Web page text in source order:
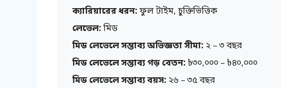
ক্যারিয়ারের ধরন: ফুল টাইম, চুক্তিভিত্তিক
লেভেল: মিড
মিড লেভেলে সম্ভাব্য অভিজ্ঞতা সীমা: ২ – ৩ বছর
মিড লেভেলে সম্ভাব্য গড় বেতন: ৳৩০,০০০ – ৳৪০,০০০
মিড লেভেলে সম্ভাব্য বয়স: ২৬ – ৩৫ বছর